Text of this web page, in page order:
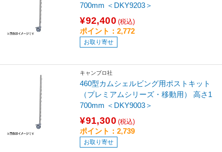
700mm ＜DKY9203＞
¥92,400 (税込)
ポイント：2,772
お取り寄せ
キャンブロ社
460型カムシェルビング用ポストキット
（プレミアムシリーズ・移動用） 高さ1
700mm ＜DKY9003＞
¥91,300 (税込)
ポイント：2,739
お取り寄せ